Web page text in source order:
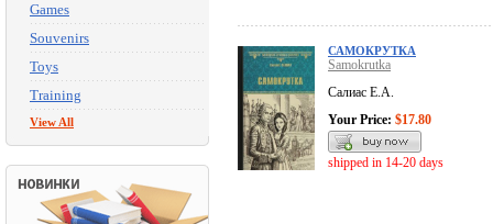
Games
Souvenirs
Toys
Training
View All
САМОКРУТКА
Samokrutka
Салиас Е.А.
Your Price: $17.80
shipped in 14-20 days